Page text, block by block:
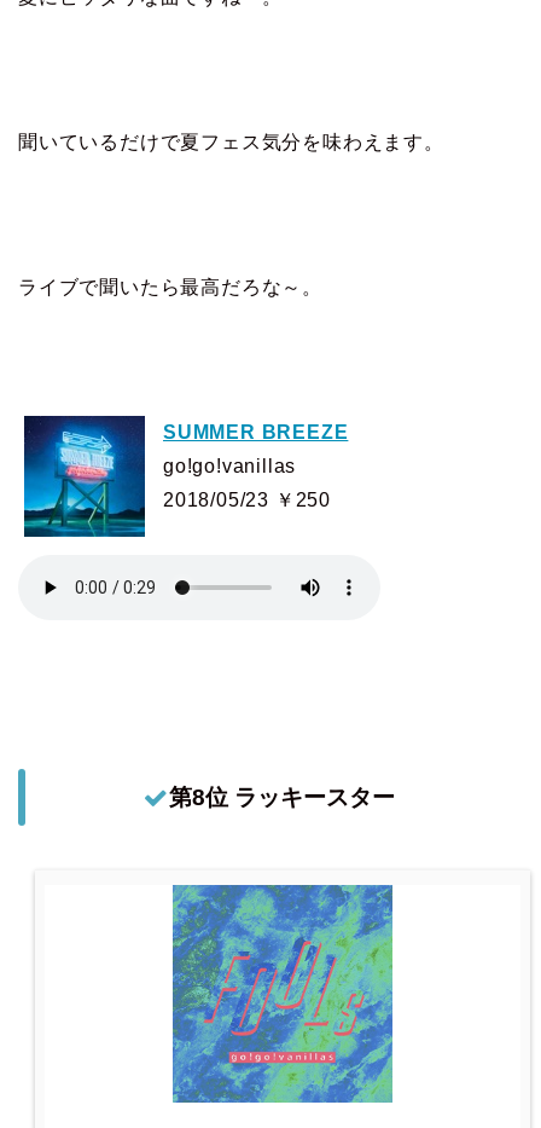
聞いているだけで夏フェス気分を味わえます。
ライブで聞いたら最高だろな～。
SUMMER BREEZE
go!go!vanillas
2018/05/23 ￥250
第8位 ラッキースター